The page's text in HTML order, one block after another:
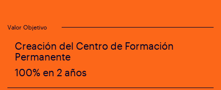
Valor Objetivo
Creación del Centro de Formación
Permanente
100% en 2 años